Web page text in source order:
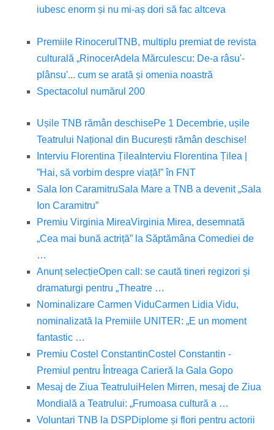
iubesc enorm și nu mi-aș dori să fac altceva
Premiile Rinocerul TNB, multiplu premiat de revista
culturală „RinocerAdela Mărculescu: De-a râsu'-
plânsu'... cum se arată și omenia noastră
Spectacolul numărul 200
Ușile TNB rămân deschisePe 1 Decembrie, ușile
Teatrului Național din București rămân deschise!
Interviu Florentina Țilea Interviu Florentina Țilea |
”Hai, să vorbim despre viață!” în FNT
Sala Ion CaramitruSala Mare a TNB a devenit „Sala
Ion Caramitru”
Premiu Virginia MireaVirginia Mirea, desemnată
„Cea mai bună actriță” la Săptămâna Comediei de
…
Anunț selecțieOpen call: se caută tineri regizori și
dramaturgi pentru „Theatre …
Nominalizare Carmen ViduCarmen Lidia Vidu,
nominalizată la Premiile UNITER: „E un moment
fantastic …
Premiu Costel ConstantinCostel Constantin -
Premiul pentru Întreaga Carieră la Gala Gopo
Mesaj de Ziua TeatruluiHelen Mirren, mesaj de Ziua
Mondială a Teatrului: „Frumoasa cultură a …
Voluntari TNB la DSPDiplome și flori pentru actorii